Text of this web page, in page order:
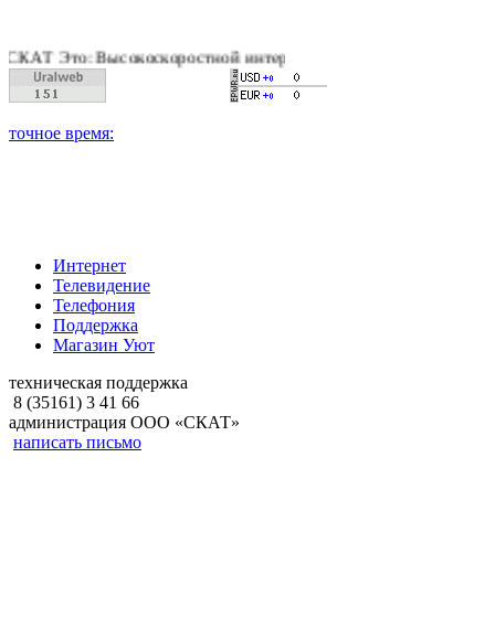
Это: Высокоскоростной интернет, качественное цифровое
Интернет
Телевидение
Телефония
Поддержка
Магазин Уют
техническая поддержка
8 (35161) 3 41 66
администрация ООО «СКАТ»
написать письмо